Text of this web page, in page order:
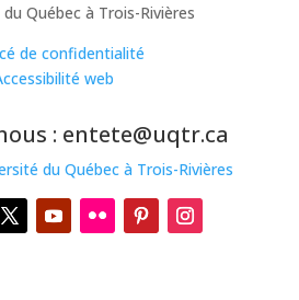
Québec à Trois-Rivières
de confidentialité
web
: entete@uqtr.ca
du Québec à Trois-Rivières